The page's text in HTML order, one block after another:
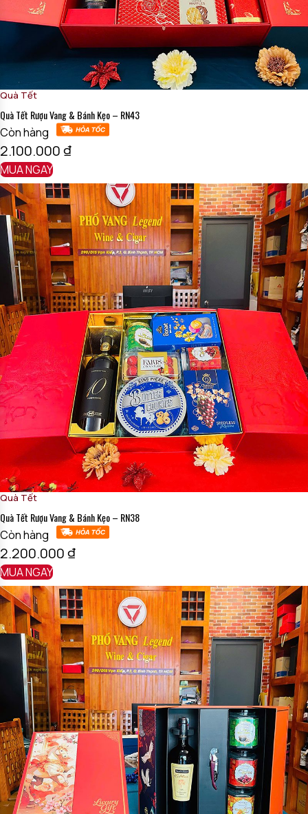
Quà Tết
Quà Tết Rượu Vang & Bánh Kẹo – RN43
Còn hàng
2.100.000₫
MUA NGAY
Quà Tết
Quà Tết Rượu Vang & Bánh Kẹo – RN38
Còn hàng
2.200.000₫
MUA NGAY